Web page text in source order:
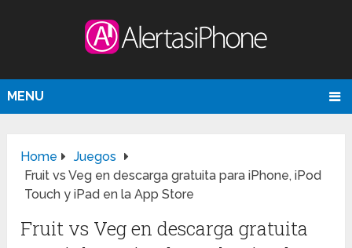
MENU
Home
Juegos
Fruit vs Veg en descarga gratuita para iPhone, iPod
Touch y iPad en la App Store
Fruit vs Veg en descarga gratuita